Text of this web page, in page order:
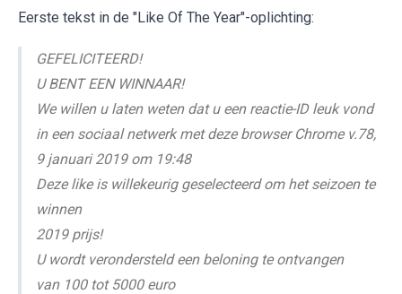
Eerste tekst in de "Like Of The Year"-oplichting:
GEFELICITEERD!
U BENT EEN WINNAAR!
We willen u laten weten dat u een reactie-ID leuk vond
in een sociaal netwerk met deze browser Chrome v.78,
9 januari 2019 om 19:48
Deze like is willekeurig geselecteerd om het seizoen te
winnen
2019 prijs!
U wordt verondersteld een beloning te ontvangen
van 100 tot 5000 euro